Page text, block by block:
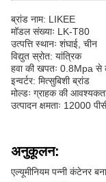
ब्रांड नाम: LIKEE
मॉडल संख्याः LK-T80
उत्पत्ति स्थानः शंघाई, चीन
विद्युत स्रोत: यांत्रिक
हवा की खपतः 0.8Mpa से
इन्वर्टर: मित्सुबिशी ब्रांड
मोल्डः ग्राहक की
उत्पादन क्षमताः 12000
अनुकूलन:
एल्यूमीनियम पन्नी कंटेनर